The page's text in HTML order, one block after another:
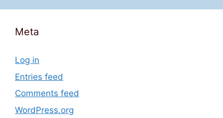
Meta
Log in
Entries feed
Comments feed
WordPress.org